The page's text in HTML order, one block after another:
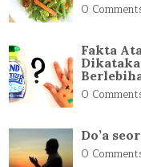
0
Fakta
0
Do’a
0